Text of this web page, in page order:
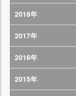
2018年
2017年
2016年
2015年